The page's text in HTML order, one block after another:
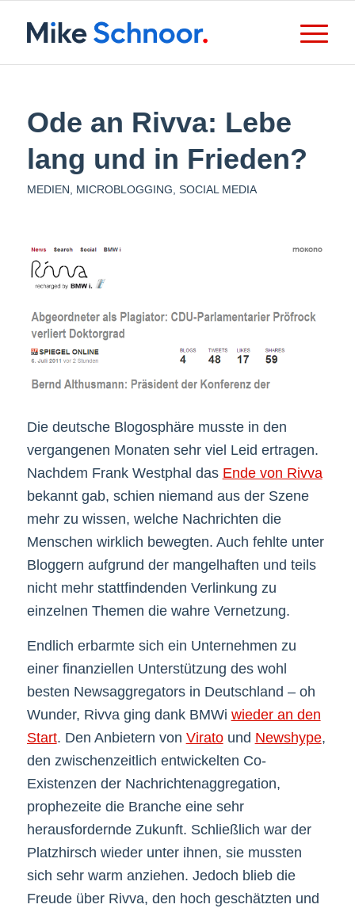
Ode an Rivva: Lebe
lang und in Frieden?
MEDIEN MICROBLOGGING SOCIAL MEDIA
Die deutsche Blogosphäre musste in den
vergangenen Monaten sehr viel Leid ertragen.
Nachdem Frank Westphal das Ende von Rivva
bekannt gab, schien niemand aus der Szene
mehr zu wissen, welche Nachrichten die
Menschen wirklich bewegten. Auch fehlte unter
Bloggern aufgrund der mangelhaften und teils
nicht mehr stattfindenden Verlinkung zu
einzelnen Themen die wahre Vernetzung.
Endlich erbarmte sich ein Unternehmen zu
einer finanziellen Unterstützung des wohl
besten Newsaggregators in Deutschland – oh
Wunder, Rivva ging dank BMWi wieder an den
Start. Den Anbietern von Viratound Newshype,
den zwischenzeitlich entwickelten Co-
Existenzen der Nachrichtenaggregation,
prophezeite die Branche eine sehr
herausfordernde Zukunft. Schließlich war der
Platzhirsch wieder unter ihnen, sie mussten
sich sehr warm anziehen. Jedoch blieb die
Freude über Rivva, den hoch geschätzten und